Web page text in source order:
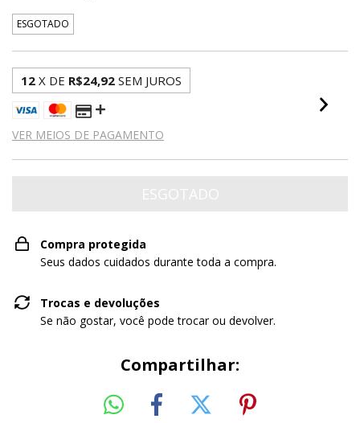
ESGOTADO
12 X DE R$24,92 SEM JUROS
VER MEIOS DE PAGAMENTO
Compra protegida
Seus dados cuidados durante toda a compra.
Trocas e devoluções
Se não gostar, você pode trocar ou devolver.
Compartilhar: